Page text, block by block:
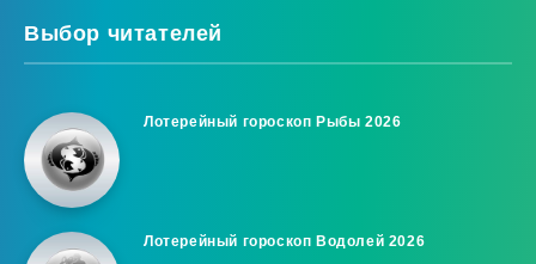
Выбор читателей
Лотерейный гороскоп Рыбы 2026
Лотерейный гороскоп Водолей 2026